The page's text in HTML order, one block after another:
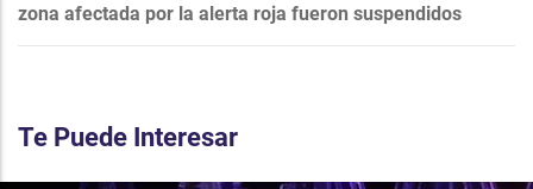
zona afectada por la alerta roja fueron suspendidos
Te Puede Interesar